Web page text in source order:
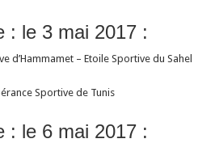
: le 3 mai 2017 :
d’Hammamet – Etoile Sportive du Sahel
Sportive de Tunis
: le 6 mai 2017 :